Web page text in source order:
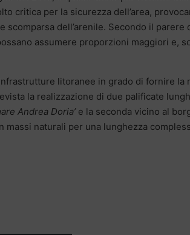
critica per la sicurezza dell’area,
scomparsa dell’arenile. Secondo il parere
assumere proporzioni maggiori e,
litoranee in grado di fornire la
la realizzazione di due palificate
Andrea Doria’ e la seconda vicino al
massi naturali per una lunghezza